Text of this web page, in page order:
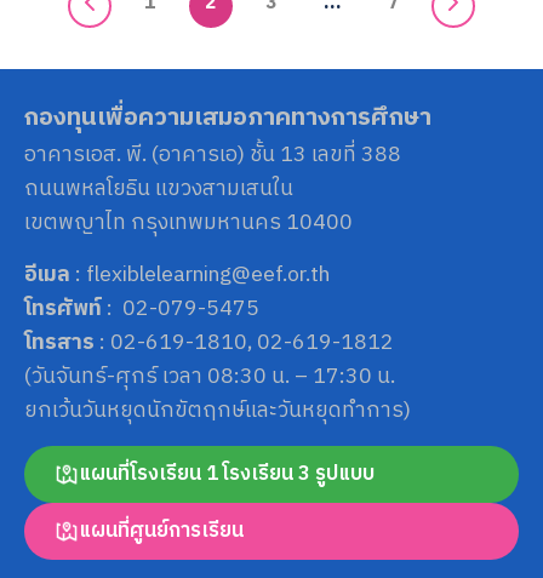
กองทุนเพื่อความเสมอภาคทางการศึกษา
อาคารเอส. พี. (อาคารเอ) ชั้น 13 เลขที่ 388
ถนนพหลโยธิน แขวงสามเสนใน
เขตพญาไท กรุงเทพมหานคร 10400
อีเมล : flexiblelearning@eef.or.th
โทรศัพท์: 02-079-5475
โทรสาร : 02-619-1810, 02-619-1812
(วันจันทร์-ศุกร์ เวลา 08:30 น. – 17:30 น.
ยกเว้นวันหยุดนักขัตฤกษ์และวันหยุดทำการ)
แผนที่โรงเรียน 1 โรงเรียน 3 รูปแบบ
แผนที่ศูนย์การเรียน